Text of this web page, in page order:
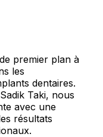
premier plan à
les
dentaires.
Taki, nous
avec une
résultats